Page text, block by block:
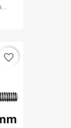
favorite_border